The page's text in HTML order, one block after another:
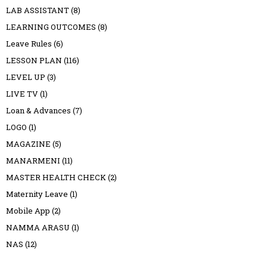
LAB ASSISTANT(8)
LEARNING OUTCOMES (8)
Leave Rules (6)
LESSON PLAN (116)
LEVEL UP (3)
LIVE TV(1)
Loan & Advances (7)
LOGO (1)
MAGAZINE (5)
MANARMENI (11)
MASTER HEALTH CHECK(2)
Maternity Leave (1)
Mobile App (2)
NAMMA ARASU (1)
NAS (12)